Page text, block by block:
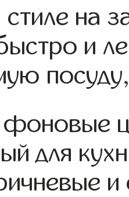
на
и
для
и